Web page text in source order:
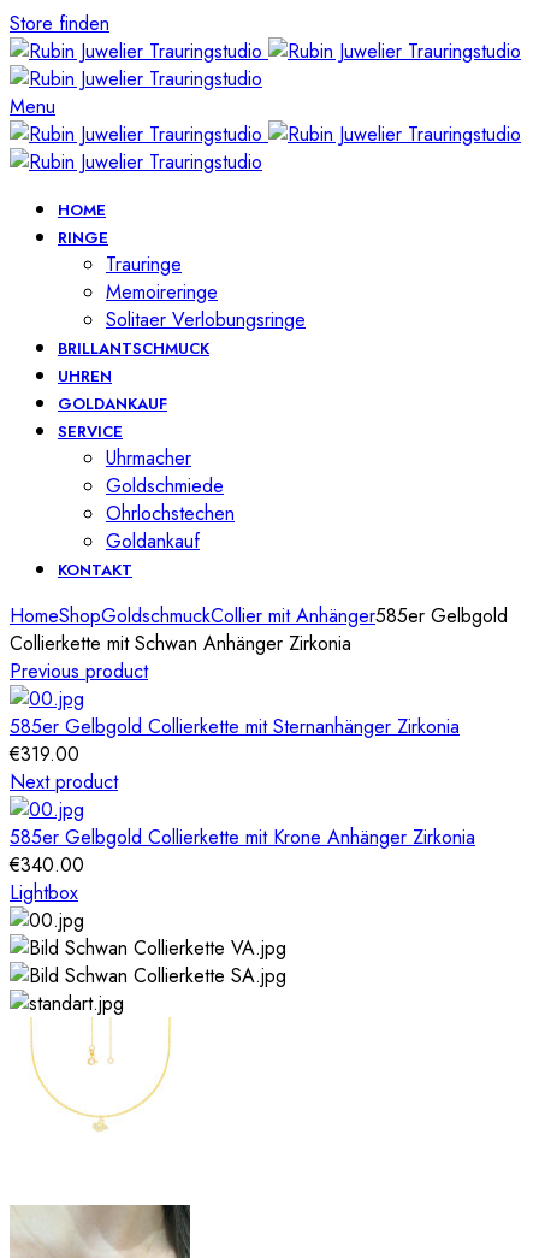
Store finden
Menu
HOME
RINGE
Trauringe
Memoireringe
Solitaer Verlobungsringe
BRILLANTSCHMUCK
UHREN
GOLDANKAUF
SERVICE
Uhrmacher
Goldschmiede
Ohrlochstechen
Goldankauf
KONTAKT
HomeShopGoldschmuckCollier mit Anhänger585er Gelbgold
Collierkette mit Schwan Anhänger Zirkonia
Previous product
585er Gelbgold Collierkette mit Sternanhänger Zirkonia
€319.00
Next product
585er Gelbgold Collierkette mit Krone Anhänger Zirkonia
€340.00
Lightbox